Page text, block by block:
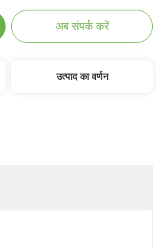
अब संपर्क करें
उत्पाद का वर्णन